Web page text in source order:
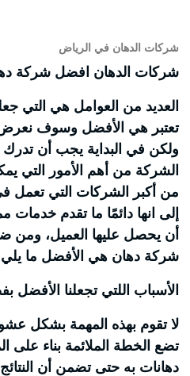
شركات الدهان في الرياض
شركات الدهان افضل شركة
العديد من العوامل هي التي
تعتبر هي الأفضل وسوف نعرض
ولكن في البداية يجب أن
الشركة من أهم الأمور التي
من أكبر الشركات التي تعمل
إلى انها دائمًا ما تقدم
أن يحصل عليها العميل، ومن
شركة دهان هي الأفضل ما
الأسباب اللتي تجعلنا الأفضل
لا تقوم بهذه المهمة بشكل
تضع الخطة الملائمة بناء
دهانات به حتى تضمن أن